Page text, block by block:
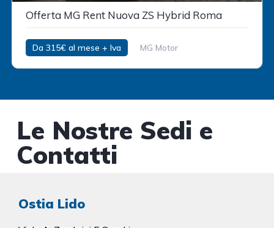
Offerta MG Rent Nuova ZS Hybrid Roma
Da 315€ al mese + Iva MG Motor
Le Nostre Sedi e
Contatti
Ostia Lido